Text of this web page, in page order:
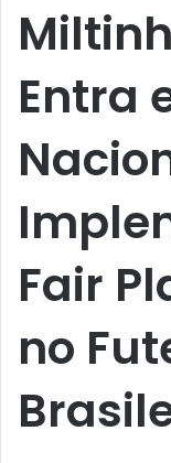
Entra
Fair
no